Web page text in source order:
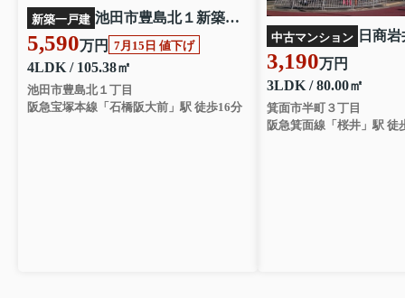
新築一戸建 池田市豊島北１新築戸建 2号棟
5,590万円 7月15日 値下げ
4LDK / 105.38㎡
池田市豊島北１丁目
阪急宝塚本線「石橋阪大前」駅 徒歩16分
中古マンション
3,190万円
3LDK / 80.00㎡
箕面市半町３丁目
阪急箕面線「桜井」駅 徒